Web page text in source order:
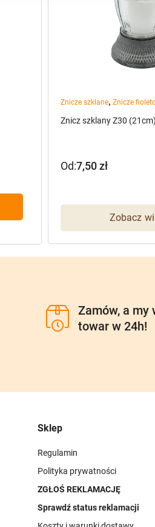
Znicze szklane, Znicze
Znicz szklany Z30
Zobacz
Od:7,50zł
Zamów, a my
towar w 24h!
Sklep
Regulamin
Polityka prywatności
ZGŁOŚ REKLAMACJĘ
Sprawdź status reklamacji